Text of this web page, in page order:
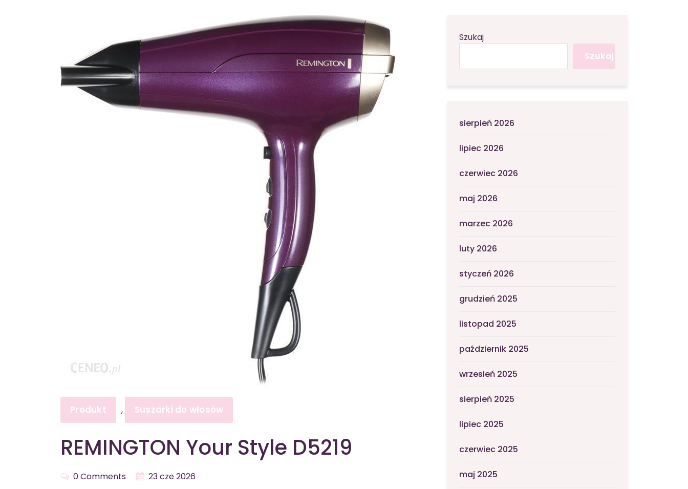
Produkt , Suszarki do włosów
REMINGTON Your Style D5219
0 Comments 23 cze 2026
Szukaj
Szukaj
sierpień 2026
lipiec 2026
czerwiec 2026
maj 2026
marzec 2026
luty 2026
styczeń 2026
grudzień 2025
listopad 2025
październik 2025
wrzesień 2025
sierpień 2025
lipiec 2025
czerwiec 2025
maj 2025